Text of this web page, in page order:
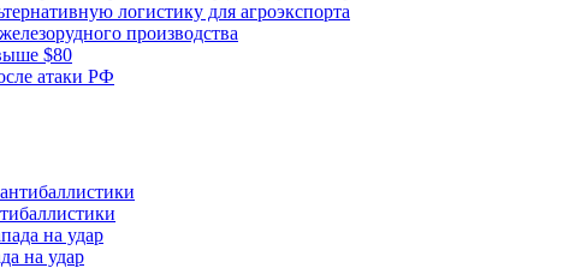
логистику для агроэкспорта
производства
$80
атаки РФ
на удар